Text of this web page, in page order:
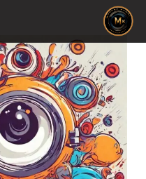
التجاوز
إلى
المحتوى